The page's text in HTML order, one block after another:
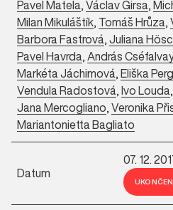
Pavel Matela,Václav Girsa,
Milan Mikuláštík, Tomáš Hrůza,
Barbora Fastrová,Juliana
Pavel Havrda,András
Markéta Jáchimová,Eliška
Vendula Radostová,Ivo Louda,
Jana Mercogliano,Veronika
Mariantonietta Bagliato
Datum
07. 12.